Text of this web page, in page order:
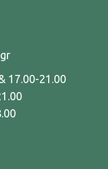
17.00-21.00